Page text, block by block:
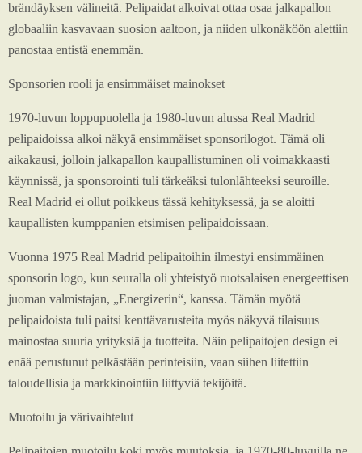
brändäyksen välineitä. Pelipaidat alkoivat ottaa osaa jalkapallon
globaaliin kasvavaan suosion aaltoon, ja niiden ulkonäköön alettiin
panostaa entistä enemmän.
Sponsorien rooli ja ensimmäiset mainokset
1970-luvun loppupuolella ja 1980-luvun alussa Real Madrid
pelipaidoissa alkoi näkyä ensimmäiset sponsorilogot. Tämä oli
aikakausi, jolloin jalkapallon kaupallistuminen oli voimakkaasti
käynnissä, ja sponsorointi tuli tärkeäksi tulonlähteeksi seuroille.
Real Madrid ei ollut poikkeus tässä kehityksessä, ja se aloitti
kaupallisten kumppanien etsimisen pelipaidoissaan.
Vuonna 1975 Real Madrid pelipaitoihin ilmestyi ensimmäinen
sponsorin logo, kun seuralla oli yhteistyö ruotsalaisen energeettisen
juoman valmistajan, „Energizerin“, kanssa. Tämän myötä
pelipaidoista tuli paitsi kenttävarusteita myös näkyvä tilaisuus
mainostaa suuria yrityksiä ja tuotteita. Näin pelipaitojen design ei
enää perustunut pelkästään perinteisiin, vaan siihen liitettiin
taloudellisia ja markkinointiin liittyviä tekijöitä.
Muotoilu ja värivaihtelut